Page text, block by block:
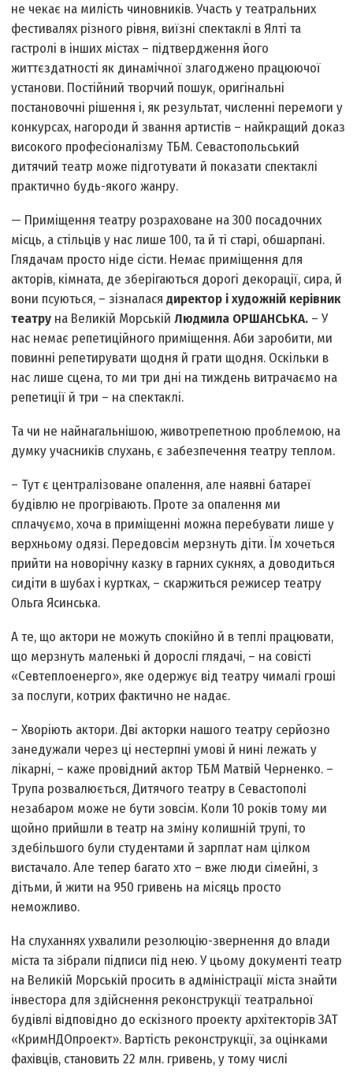
не чекає на милість чиновників. Участь у театральних
фестивалях різного рівня, виїзні спектаклі в Ялті та
гастролі в інших містах – підтвердження його
життєздатності як динамічної злагоджено працюючої
установи. Постійний творчий пошук, оригінальні
постановочні рішення і, як результат, численні перемоги у
конкурсах, нагороди й звання артистів – найкращий доказ
високого професіоналізму ТБМ. Севастопольський
дитячий театр може підготувати й показати спектаклі
практично будь-якого жанру.
— Приміщення театру розраховане на 300 посадочних
місць, а стільців у нас лише 100, та й ті старі, обшарпані.
Глядачам просто ніде сісти. Немає приміщення для
акторів, кімната, де зберігаються дорогі декорації, сира, й
вони псуються, – зізналасядиректор і художній керівник
театру на Великій МорськійЛюдмила ОРШАНСЬКА. – У
нас немає репетиційного приміщення. Аби заробити, ми
повинні репетирувати щодня й грати щодня. Оскільки в
нас лише сцена, то ми три дні на тиждень витрачаємо на
репетиції й три – на спектаклі.
Та чи не найнагальнішою, животрепетною проблемою, на
думку учасників слухань, є забезпечення театру теплом.
– Тут є централізоване опалення, але наявні батареї
будівлю не прогрівають. Проте за опалення ми
сплачуємо, хоча в приміщенні можна перебувати лише у
верхньому одязі. Передовсім мерзнуть діти. Їм хочеться
прийти на новорічну казку в гарних сукнях, а доводиться
сидіти в шубах і куртках, – скаржиться режисер театру
Ольга Ясинська.
А те, що актори не можуть спокійно й в теплі працювати,
що мерзнуть маленькі й дорослі глядачі, – на совісті
«Севтеплоенерго», яке одержує від театру чималі гроші
за послуги, котрих фактично не надає.
– Хворіють актори. Дві акторки нашого театру серйозно
занедужали через ці нестерпні умові й нині лежать у
лікарні, – каже провідний актор ТБМ Матвій Черненко. –
Трупа розвалюється, Дитячого театру в Севастополі
незабаром може не бути зовсім. Коли 10 років тому ми
щойно прийшли в театр на зміну колишній трупі, то
здебільшого були студентами й зарплат нам цілком
вистачало. Але тепер багато хто – вже люди сімейні, з
дітьми, й жити на 950 гривень на місяць просто
неможливо.
На слуханнях ухвалили резолюцію-звернення до влади
міста та зібрали підписи під нею. У цьому документі театр
на Великій Морській просить в адміністрації міста знайти
інвестора для здійснення реконструкції театральної
будівлі відповідно до ескізного проекту архітекторів ЗАТ
«КримНДОпроект». Вартість реконструкції, за оцінками
фахівців, становить 22 млн. гривень, у тому числі